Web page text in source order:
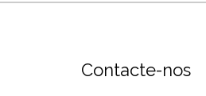
Contacte-nos